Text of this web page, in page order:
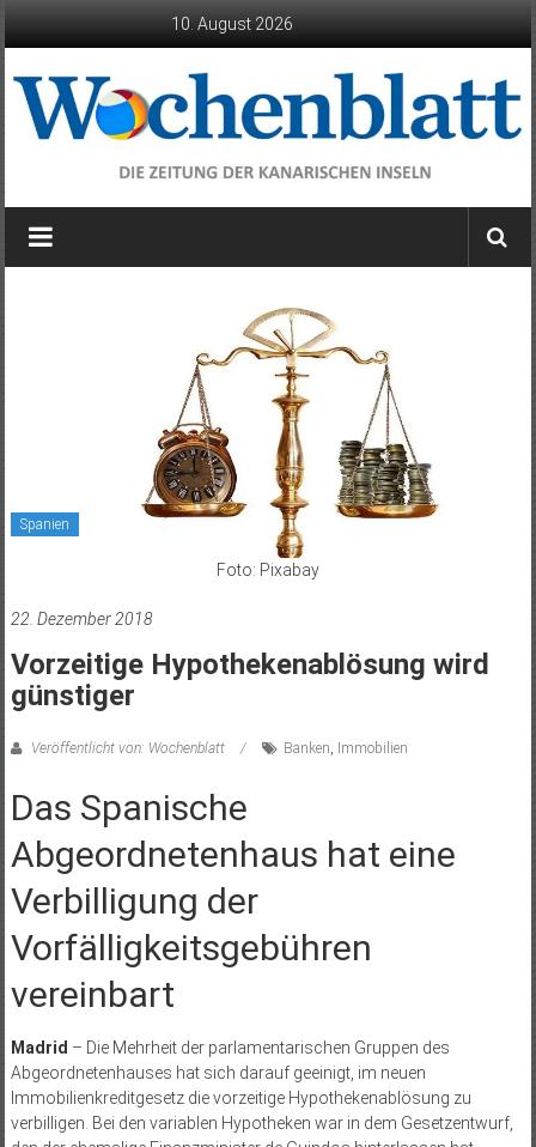
10. August 2026
Wochenblatt
die
Spanien
Foto: Pixabay
22. Dezember 2018
Vorzeitige Hypothekenablösung wird
günstiger
Veröffentlicht von: Wochenblatt Banken, Immobilien
Das Spanische
Abgeordnetenhaus hat eine
Verbilligung der
Vorfälligkeitsgebühren
vereinbart
Madrid – Die Mehrheit der parlamentarischen Gruppen des
Abgeordnetenhauses hat sich darauf geeinigt, im neuen
Immobilienkreditgesetz die vorzeitige Hypothekenablösung zu
verbilligen. Bei den variablen Hypotheken war in dem Gesetzentwurf,